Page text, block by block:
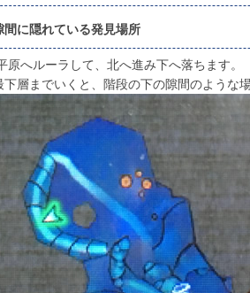
間に隠れている発見場所
原へルーラして、北へ進み下へ落ちます。
下層までいくと、階段の下の隙間のような